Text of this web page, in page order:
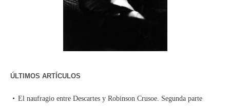
ÚLTIMOS ARTÍCULOS
El naufragio entre Descartes y Robinson Crusoe. Segunda parte